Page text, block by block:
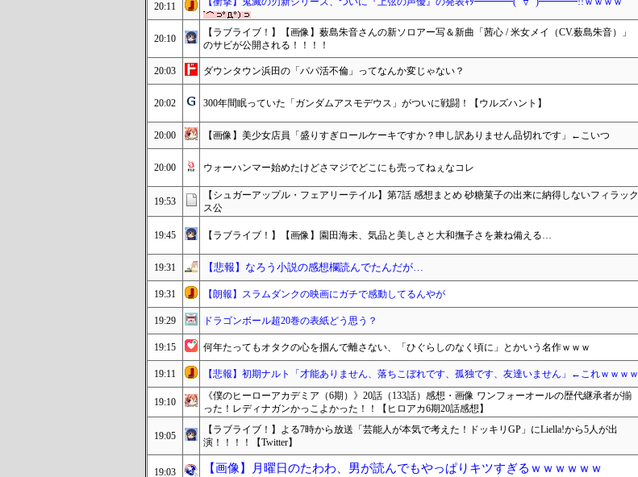
20:11
20:10
【ラブライブ！】【画像】薮島朱音さんの新ソロアー写＆新曲「茜心 / 米女メイ（CV.薮島朱音）」
のサビが公開される！！！！
20:03 ダウンタウン浜田の「パパ活不倫」ってなんか変じゃない？
20:02 300年間眠っていた「ガンダムアスモデウス」がついに戦闘！【ウルズハント】
20:00 【画像】美少女店員「盛りすぎロールケーキですか？申し訳ありません品切れです」←こいつ
20:00 ウォーハンマー始めたけどさマジでどこにも売ってねぇなコレ
19:53
【シュガーアップル・フェアリーテイル】第7話 感想まとめ 砂糖菓子の出来に納得しないフィラック
ス公
19:45 【ラブライブ！】【画像】園田海未、気品と美しさと大和撫子さを兼ね備える…
19:31 【悲報】なろう小説の感想欄読んでたんだが…
19:31 【朗報】スラムダンクの映画にガチで感動してるんやが
19:29 ドラゴンボール超20巻の表紙どう思う？
19:15 何年たってもオタクの心を掴んで離さない、「ひぐらしのなく頃に」とかいう名作ｗｗｗ
19:11 【悲報】初期ナルト「才能ありません、落ちこぼれです、孤独です、友達いません」←これｗｗｗｗ
19:10
《僕のヒーローアカデミア（6期）》20話（133話）感想・画像 ワンフォーオールの歴代継承者が揃
った！レディナガンかっこよかった！！【ヒロアカ6期20話感想】
19:05
【ラブライブ！】よる7時から放送「芸能人が本気で考えた！ドッキリGP」にLiella!から5人が出
演！！！！【Twitter】
19:03 【画像】月曜日のたわわ、男が読んでもやっぱりキツすぎるｗｗｗｗｗｗ